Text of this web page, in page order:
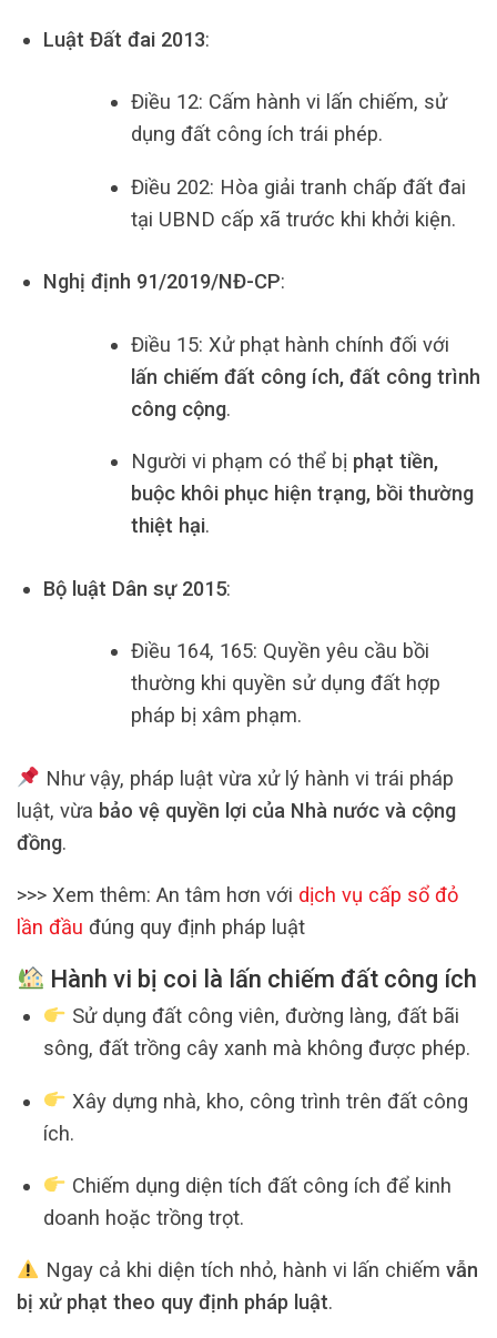
Luật Đất đai 2013:
Điều 12: Cấm hành vi lấn chiếm, sử
dụng đất công ích trái phép.
Điều 202: Hòa giải tranh chấp đất đai
tại UBND cấp xã trước khi khởi kiện.
Nghị định 91/2019/NĐ-CP:
Điều 15: Xử phạt hành chính đối với
lấn chiếm đất công ích, đất công trình
công cộng.
Người vi phạm có thể bị phạt tiền,
buộc khôi phục hiện trạng, bồi thường
thiệt hại.
Bộ luật Dân sự 2015:
Điều 164, 165: Quyền yêu cầu bồi
thường khi quyền sử dụng đất hợp
pháp bị xâm phạm.
Như vậy, pháp luật vừa xử lý hành vi trái pháp
luật, vừa bảo vệ quyền lợi của Nhà nước và cộng
đồng.
>>> Xem thêm: An tâm hơn với dịch vụ cấp sổ đỏ
lần đầu đúng quy định pháp luật
Hành vi bị coi là lấn chiếm đất công ích
Sử dụng đất công viên, đường làng, đất bãi
sông, đất trồng cây xanh mà không được phép.
Xây dựng nhà, kho, công trình trên đất công
ích.
Chiếm dụng diện tích đất công ích để kinh
doanh hoặc trồng trọt.
Ngay cả khi diện tích nhỏ, hành vi lấn chiếm vẫn
bị xử phạt theo quy định pháp luật.